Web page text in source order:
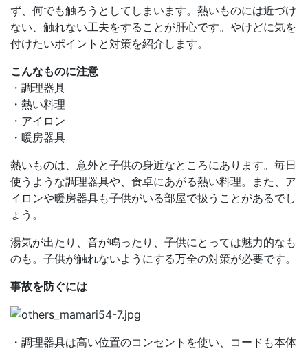
ず、何でも触ろうとしてしまいます。熱いものには近づけ
ない、触れない工夫をすることが肝心です。やけどに気を
付けたいポイントと対策を紹介します。
こんなものに注意
・調理器具
・熱い料理
・アイロン
・暖房器具
熱いものは、意外と子供の身近なところにあります。毎日
使うような調理器具や、食卓にあがる熱い料理。また、ア
イロンや暖房器具も子供がいる部屋で扱うことがあるでし
ょう。
湯気が出たり、音が鳴ったり、子供にとっては魅力的なも
のも。子供が触れないようにする万全の対策が必要です。
事故を防ぐには
・調理器具は高い位置のコンセントを使い、コードも本体